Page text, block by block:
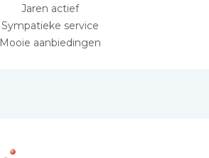
Jaren actief
Sympatieke service
Mooie aanbiedingen